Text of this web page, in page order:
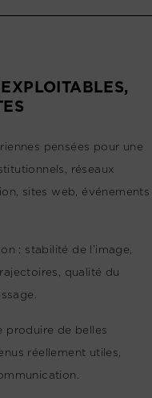
pensées pour une
réseaux
sites web, événements
: stabilité de l’image,
qualité du
produire de belles
réellement utiles,